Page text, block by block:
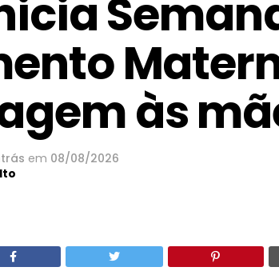
às
em 08/08/2026